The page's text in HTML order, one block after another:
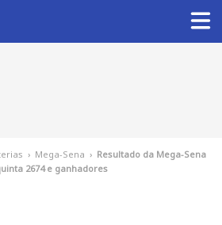
› Mega-Sena › Resultado da Mega-Sena
2674 e ganhadores